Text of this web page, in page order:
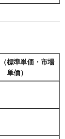
標準単価・市場
単価）